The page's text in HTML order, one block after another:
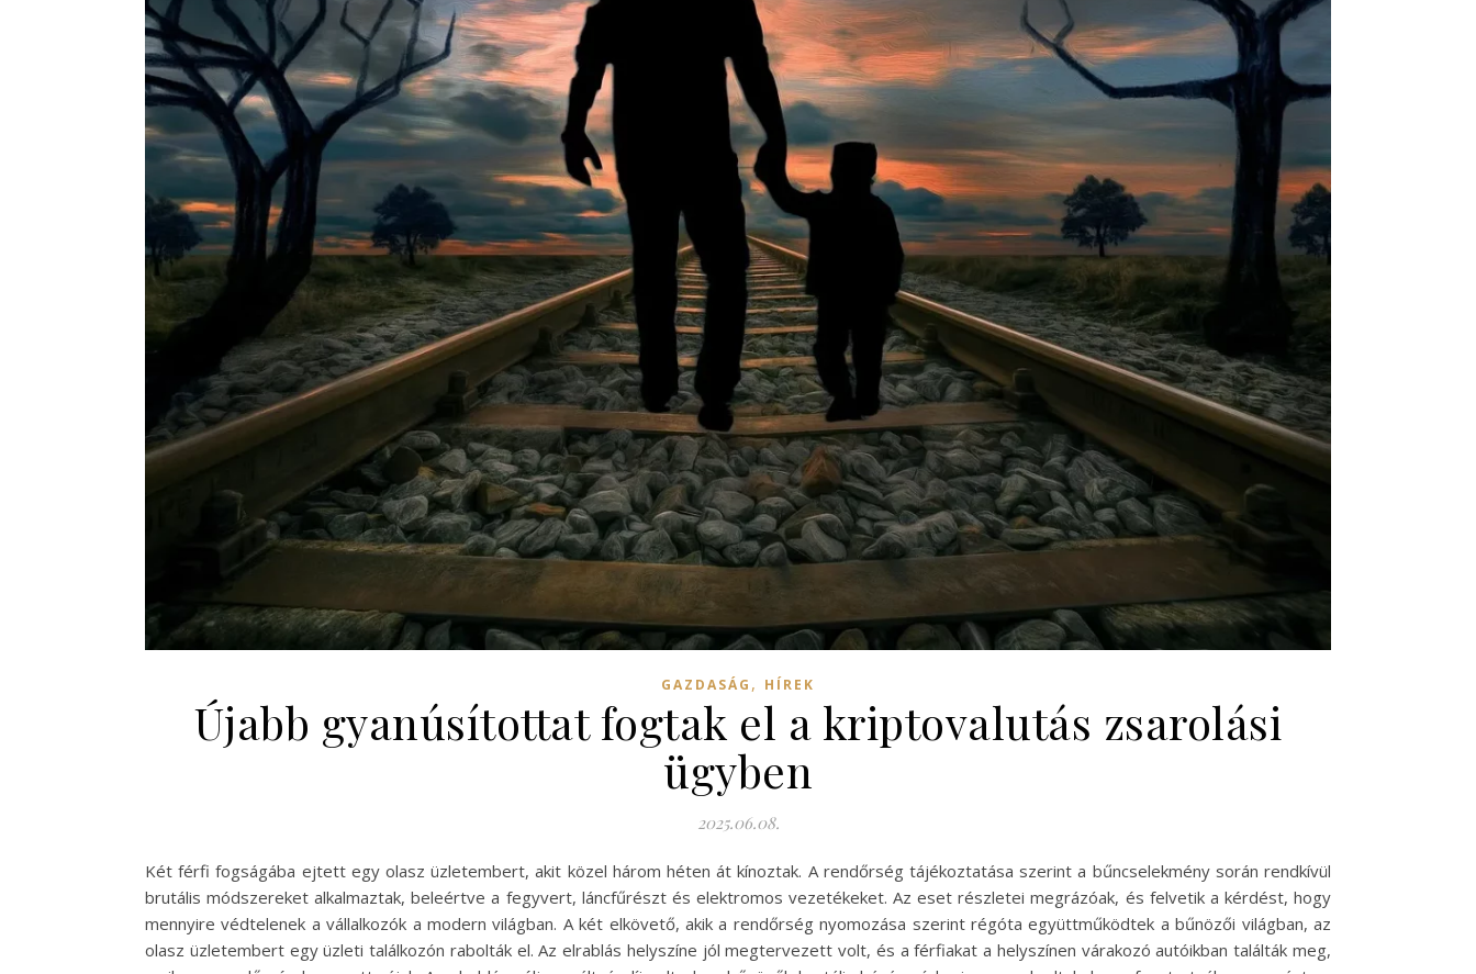
GAZDASÁG , HÍREK
Újabb gyanúsítottat fogtak el a kriptovalutás zsarolási
ügyben
2025.06.08.
Két férfi fogságába ejtett egy olasz üzletembert, akit közel három héten át kínoztak. A rendőrség tájékoztatása szerint a bűncselekmény során rendkívül
brutális módszereket alkalmaztak, beleértve a fegyvert, láncfűrészt és elektromos vezetékeket. Az eset részletei megrázóak, és felvetik a kérdést, hogy
mennyire védtelenek a vállalkozók a modern világban. A két elkövető, akik a rendőrség nyomozása szerint régóta együttműködtek a bűnözői világban, az
olasz üzletembert egy üzleti találkozón rabolták el. Az elrablás helyszíne jól megtervezett volt, és a férfiakat a helyszínen várakozó autóikban találták meg,